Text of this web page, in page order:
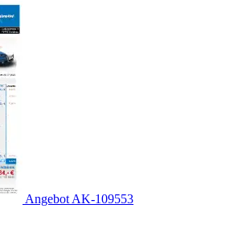
Angebot AK-109553